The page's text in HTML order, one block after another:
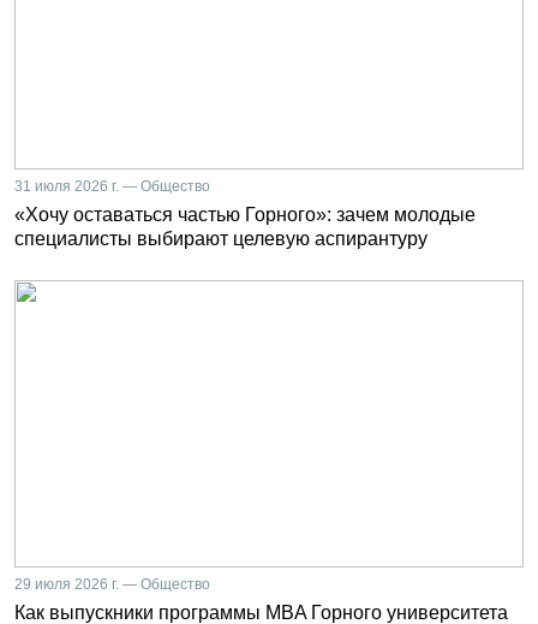
31 июля 2026 г. — Общество
«Хочу оставаться частью Горного»: зачем молодые
специалисты выбирают целевую аспирантуру
29 июля 2026 г. — Общество
Как выпускники программы MBA Горного университета